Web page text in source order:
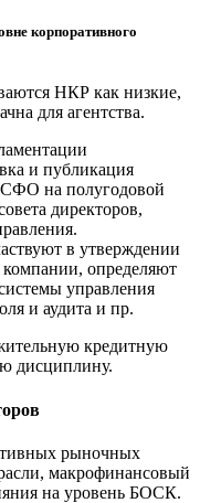
корпоративного
НКР как низкие,
для агентства.
и публикация
на полугодовой
директоров,
в утверждении
компании, определяют
управления
и аудита и пр.
кредитную
дисциплину.
рыночных
макрофинансовый
на уровень БОСК.